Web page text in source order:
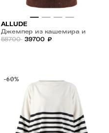
ALLUDE
Джемпер из кашемира и
шелка
58700 39700 ₽
-60%